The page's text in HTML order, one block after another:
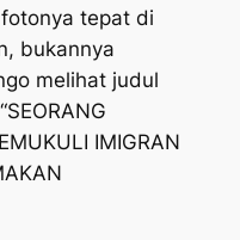
tepat di
bukannya
melihat judul
IMIGRAN